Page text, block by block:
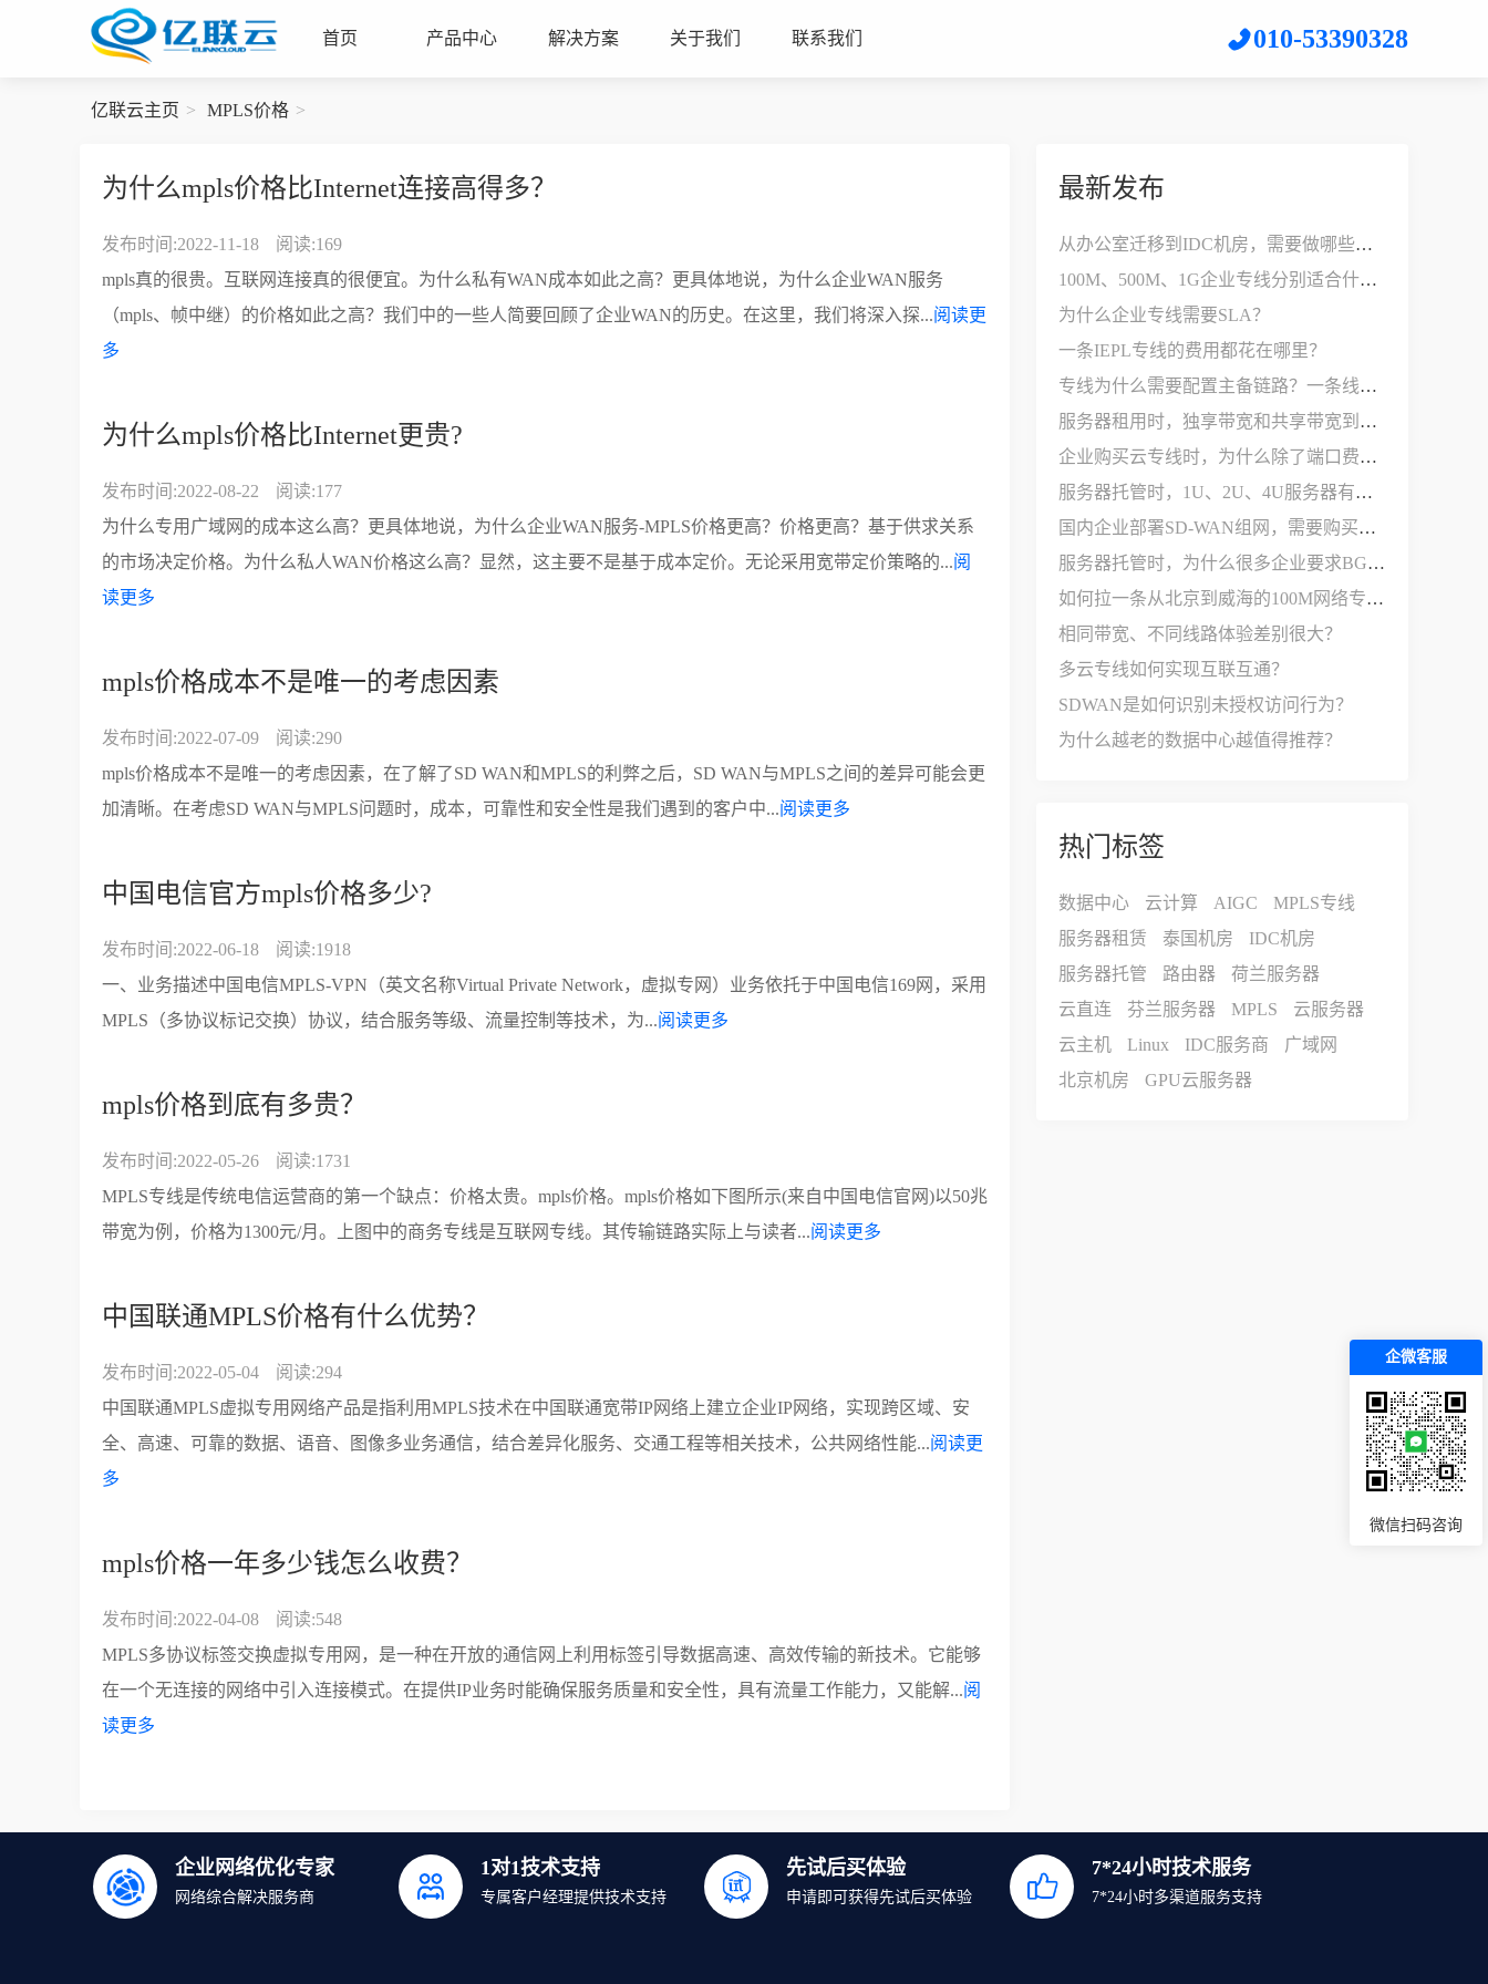
首页 产品中心 解决方案 关于我们 联系我们 010-53390328
亿联云主页 MPLS价格
为什么mpls价格比Internet连接高得多？
发布时间:2022-11-18
阅读:169
mpls真的很贵。互联网连接真的很便宜。为什么私有WAN成本如此之高？更具体地说，为什么企业WAN服务
（mpls、帧中继）的价格如此之高？我们中的一些人简要回顾了企业WAN的历史。在这里，我们将深入探...阅读更
多
为什么mpls价格比Internet更贵?
发布时间:2022-08-22
阅读:177
为什么专用广域网的成本这么高？更具体地说，为什么企业WAN服务-MPLS价格更高？价格更高？基于供求关系
的市场决定价格。为什么私人WAN价格这么高？显然，这主要不是基于成本定价。无论采用宽带定价策略的...阅
读更多
mpls价格成本不是唯一的考虑因素
发布时间:2022-07-09
阅读:290
mpls价格成本不是唯一的考虑因素，在了解了SD WAN和MPLS的利弊之后，SD WAN与MPLS之间的差异可能会更
加清晰。在考虑SD WAN与MPLS问题时，成本，可靠性和安全性是我们遇到的客户中...阅读更多
中国电信官方mpls价格多少?
发布时间:2022-06-18
阅读:1918
一、业务描述中国电信MPLS-VPN（英文名称Virtual Private Network，虚拟专网）业务依托于中国电信169网，采用
MPLS（多协议标记交换）协议，结合服务等级、流量控制等技术，为...阅读更多
mpls价格到底有多贵？
发布时间:2022-05-26
阅读:1731
MPLS专线是传统电信运营商的第一个缺点：价格太贵。mpls价格。mpls价格如下图所示(来自中国电信官网)以50兆
带宽为例，价格为1300元/月。上图中的商务专线是互联网专线。其传输链路实际上与读者...阅读更多
中国联通MPLS价格有什么优势？
发布时间:2022-05-04
阅读:294
中国联通MPLS虚拟专用网络产品是指利用MPLS技术在中国联通宽带IP网络上建立企业IP网络，实现跨区域、安
全、高速、可靠的数据、语音、图像多业务通信，结合差异化服务、交通工程等相关技术，公共网络性能...阅读更
多
mpls价格一年多少钱怎么收费？
发布时间:2022-04-08
阅读:548
MPLS多协议标签交换虚拟专用网，是一种在开放的通信网上利用标签引导数据高速、高效传输的新技术。它能够
在一个无连接的网络中引入连接模式。在提供IP业务时能确保服务质量和安全性，具有流量工作能力，又能解...阅
读更多
最新发布
从办公室迁移到IDC机房，需要做哪些网络改造？
100M、500M、1G企业专线分别适合什么公司？
为什么企业专线需要SLA？
一条IEPL专线的费用都花在哪里？
专线为什么需要配置主备链路？一条线路不够用吗？
服务器租用时，独享带宽和共享带宽到底有什么区别？
企业购买云专线时，为什么除了端口费，还要支付接入费？
服务器托管时，1U、2U、4U服务器有什么区别？
国内企业部署SD-WAN组网，需要购买哪些设备和服务？
服务器托管时，为什么很多企业要求BGP多线接入？
如何拉一条从北京到威海的100M网络专线？
相同带宽、不同线路体验差别很大？
多云专线如何实现互联互通？
SDWAN是如何识别未授权访问行为？
为什么越老的数据中心越值得推荐？
热门标签
数据中心 云计算 AIGC
MPLS专线
服务器租赁
泰国机房
IDC机房
服务器托管
路由器
荷兰服务器
云直连
芬兰服务器 MPLS
云服务器
云主机
Linux IDC服务商
广域网
北京机房
GPU云服务器
企业网络优化专家
网络综合解决服务商
1对1技术支持
专属客户经理提供技术支持
先试后买体验
申请即可获得先试后买体验
7*24小时技术服务
7*24小时多渠道服务支持
企微客服
微信扫码咨询